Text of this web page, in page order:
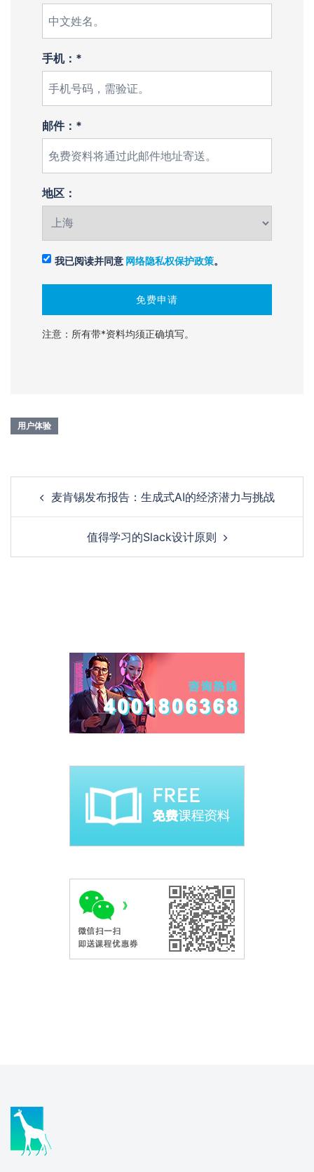
手机：*
邮件：*
地区：
我已阅读并同意 网络隐私权保护政策。
注意：所有带*资料均须正确填写。
用户体验
麦肯锡发布报告：生成式AI的经济潜力与挑战
值得学习的Slack设计原则